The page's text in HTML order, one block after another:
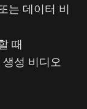
는 데이터 비
때
성 비디오